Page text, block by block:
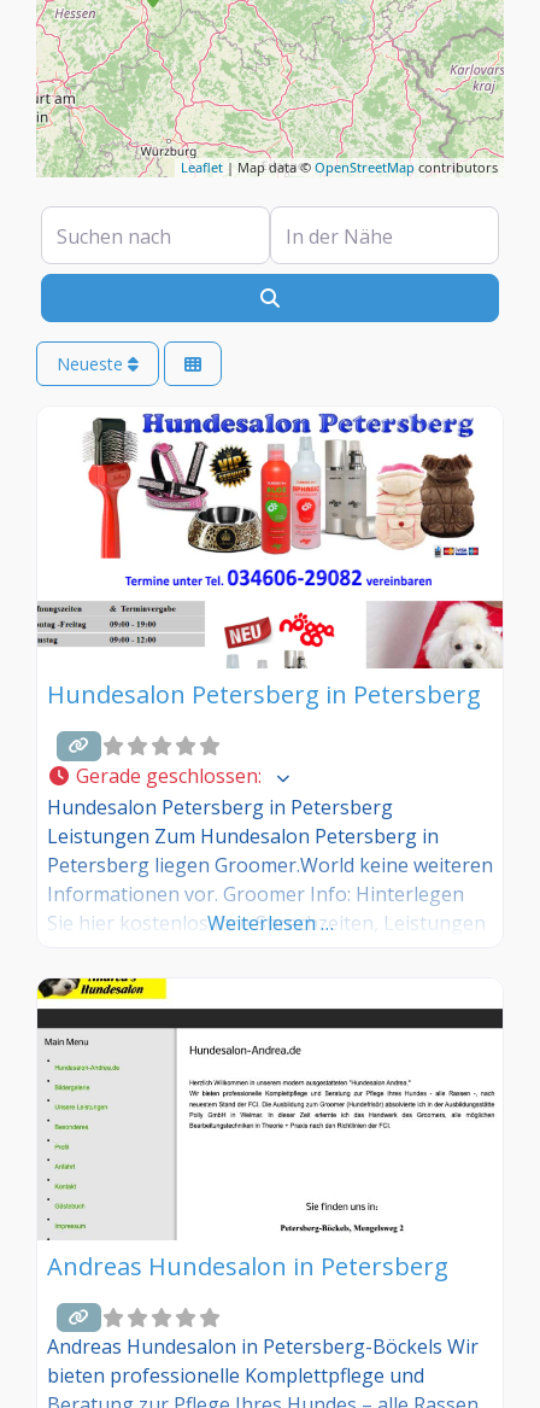
Leaflet | Map data © OpenStreetMap contributors
Suchen nach In der Nähe
Neueste
Hundesalon Petersberg in Petersberg
Gerade geschlossen:
Hundesalon Petersberg in Petersberg
Leistungen Zum Hundesalon Petersberg in
Petersberg liegen Groomer.World keine weiteren
Informationen vor. Groomer Info: Hinterlegen
Sie hier kostenlos Ihre Sprechzeiten, Leistungen
Sind Sie Kunde dieses Hundesalons? Dann teilen
Sie Ihre Erfahrungen über die
Kommentarfunktion unten mit anderen
Hundebesitzer/innen!
Weiterlesen …
Andreas Hundesalon in Petersberg
Andreas Hundesalon in Petersberg-Böckels Wir
bieten professionelle Komplettpflege und